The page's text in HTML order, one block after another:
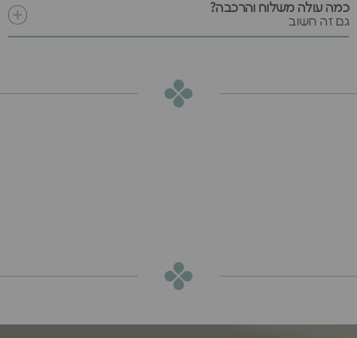
כמה עולה משלוח והרכבה?
גם זה חשוב